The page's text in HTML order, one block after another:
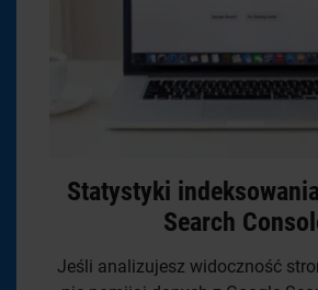
Statystyki
Search
Jeśli analizujesz widoczność